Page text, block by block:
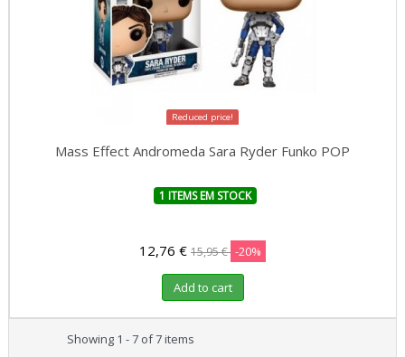
Reduced price!
Mass Effect Andromeda Sara Ryder Funko POP
1 ITEMS EM STOCK
12,76 € 15,95 € -20%
Add to cart
Showing 1 - 7 of 7 items